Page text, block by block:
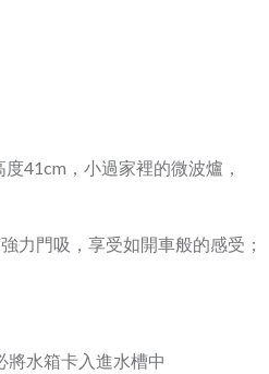
41cm，小過家裡的微波爐，
力門吸，享受如開車般的感受；
將水箱卡入進水槽中